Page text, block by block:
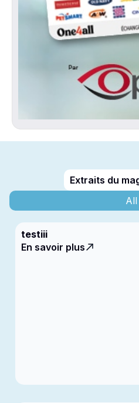
Extraits du
All
testiii
En savoir plus